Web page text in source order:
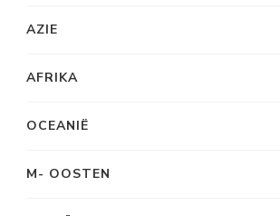
AZIE
AFRIKA
OCEANIË
M- OOSTEN